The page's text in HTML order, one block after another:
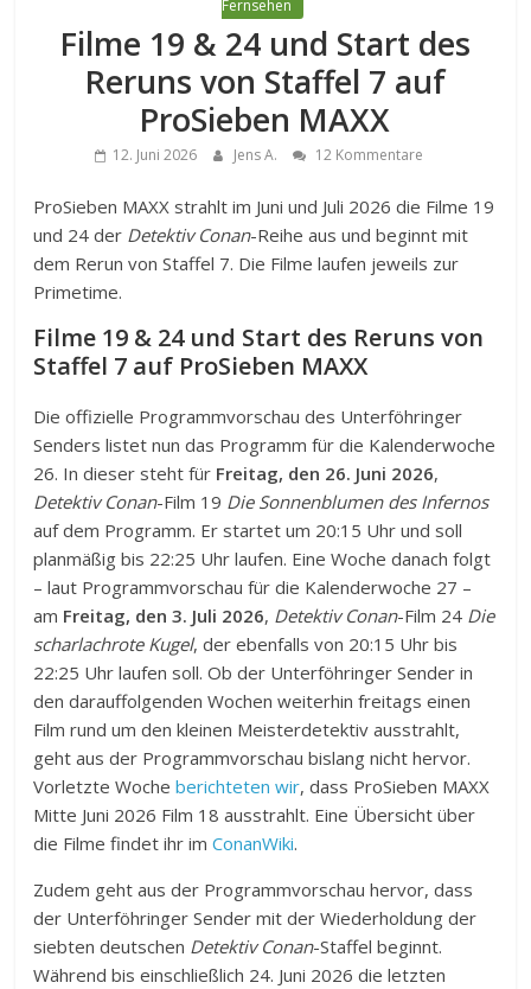
Fernsehen
Filme 19 & 24 und Start des
Reruns von Staffel 7 auf
ProSieben MAXX
12. Juni 2026 Jens A. 12 Kommentare
ProSieben MAXX strahlt im Juni und Juli 2026 die Filme 19
und 24 der Detektiv Conan-Reihe aus und beginnt mit
dem Rerun von Staffel 7. Die Filme laufen jeweils zur
Primetime.
Filme 19 & 24 und Start des Reruns von
Staffel 7 auf ProSieben MAXX
Die offizielle Programmvorschau des Unterföhringer
Senders listet nun das Programm für die Kalenderwoche
26. In dieser steht für Freitag, den 26. Juni 2026,
Detektiv Conan-Film 19 Die Sonnenblumen des Infernos
auf dem Programm. Er startet um 20:15 Uhr und soll
planmäßig bis 22:25 Uhr laufen. Eine Woche danach folgt
– laut Programmvorschau für die Kalenderwoche 27 –
am Freitag, den 3. Juli 2026, Detektiv Conan-Film 24 Die
scharlachrote Kugel, der ebenfalls von 20:15 Uhr bis
22:25 Uhr laufen soll. Ob der Unterföhringer Sender in
den darauffolgenden Wochen weiterhin freitags einen
Film rund um den kleinen Meisterdetektiv ausstrahlt,
geht aus der Programmvorschau bislang nicht hervor.
Vorletzte Wocheberichteten wir, dass ProSieben MAXX
Mitte Juni 2026 Film 18 ausstrahlt. Eine Übersicht über
die Filme findet ihr imConanWiki.
Zudem geht aus der Programmvorschau hervor, dass
der Unterföhringer Sender mit der Wiederholdung der
siebten deutschen Detektiv Conan-Staffel beginnt.
Während bis einschließlich 24. Juni 2026 die letzten